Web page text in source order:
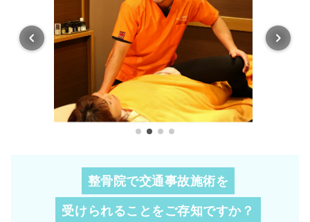
整骨院で交通事故施術を
受けられることをご存知ですか？